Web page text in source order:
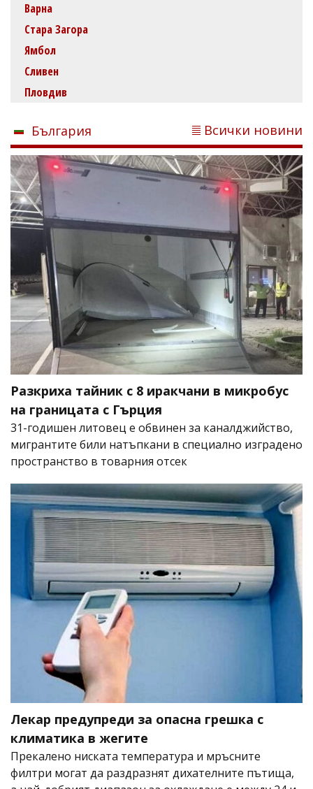
Варна
Стара Загора
Ямбол
Сливен
Пловдив
България Всички новини
Разкриха тайник с 8 иракчани в микробус
на границата с Гърция
31-годишен литовец е обвинен за каналджийство,
мигрантите били натъпкани в специално изградено
пространство в товарния отсек
Лекар предупреди за опасна грешка с
климатика в жегите
Прекалено ниската температура и мръсните
филтри могат да раздразнят дихателните пътища,